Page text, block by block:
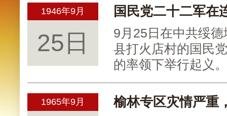
1946年9月
25日
国民党二十二军在
9月25日在中共绥
县打火店村的国民
的率领下举行起义。
1965年9月 榆林专区灾情严重